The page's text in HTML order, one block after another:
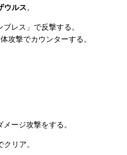
ウルス。
レス」で反撃する。
攻撃でカウンターする。
メージ攻撃をする。
リア。